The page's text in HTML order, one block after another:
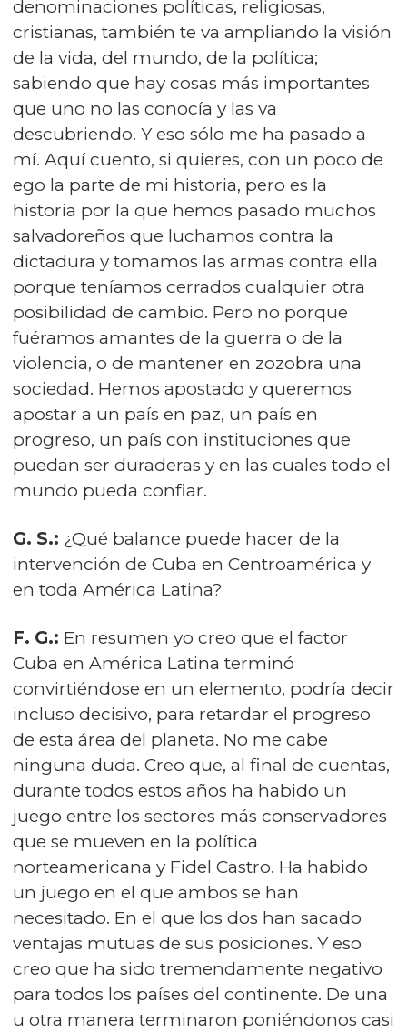
denominaciones políticas, religiosas,
cristianas, también te va ampliando la visión
de la vida, del mundo, de la política;
sabiendo que hay cosas más importantes
que uno no las conocía y las va
descubriendo. Y eso sólo me ha pasado a
mí. Aquí cuento, si quieres, con un poco de
ego la parte de mi historia, pero es la
historia por la que hemos pasado muchos
salvadoreños que luchamos contra la
dictadura y tomamos las armas contra ella
porque teníamos cerrados cualquier otra
posibilidad de cambio. Pero no porque
fuéramos amantes de la guerra o de la
violencia, o de mantener en zozobra una
sociedad. Hemos apostado y queremos
apostar a un país en paz, un país en
progreso, un país con instituciones que
puedan ser duraderas y en las cuales todo el
mundo pueda confiar.
G. S.: ¿Qué balance puede hacer de la
intervención de Cuba en Centroamérica y
en toda América Latina?
F. G.: En resumen yo creo que el factor
Cuba en América Latina terminó
convirtiéndose en un elemento, podría decir
incluso decisivo, para retardar el progreso
de esta área del planeta. No me cabe
ninguna duda. Creo que, al final de cuentas,
durante todos estos años ha habido un
juego entre los sectores más conservadores
que se mueven en la política
norteamericana y Fidel Castro. Ha habido
un juego en el que ambos se han
necesitado. En el que los dos han sacado
ventajas mutuas de sus posiciones. Y eso
creo que ha sido tremendamente negativo
para todos los países del continente. De una
u otra manera terminaron poniéndonos casi